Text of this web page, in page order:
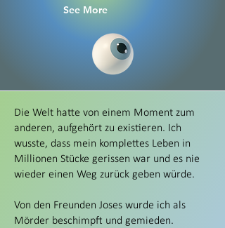
See More
Die Welt hatte von einem Moment zum
anderen, aufgehört zu existieren. Ich
wusste, dass mein komplettes Leben in
Millionen Stücke gerissen war und es nie
wieder einen Weg zurück geben würde.
Von den Freunden Joses wurde ich als
Mörder beschimpft und gemieden.